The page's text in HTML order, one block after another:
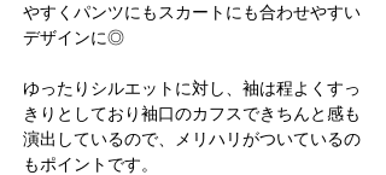
やすくパンツにもスカートにも合わせやすい
デザインに◎
ゆったりシルエットに対し、袖は程よくすっ
きりとしており袖口のカフスできちんと感も
演出しているので、メリハリがついているの
もポイントです。